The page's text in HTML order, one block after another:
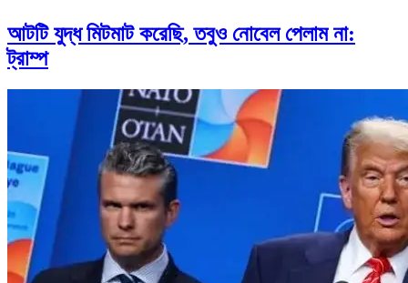
আটটি যুদ্ধ মিটমাট করেছি, তবুও নোবেল পেলাম না:
ট্রাম্প